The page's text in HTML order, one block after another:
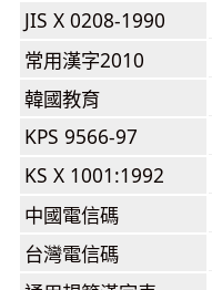
JIS X 0208-1990
常用漢字2010
韓國教育
KPS 9566-97
KS X 1001:1992
中國電信碼
台灣電信碼